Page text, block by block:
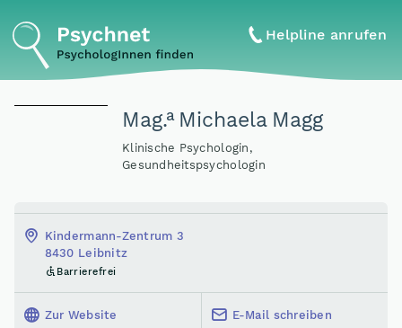
Helpline anrufen
Mag.aMichaela Magg
Klinische Psychologin,
Gesundheitspsychologin
Kindermann-Zentrum 3
8430 Leibnitz
Barrierefrei
Zur Website E-Mail schreiben